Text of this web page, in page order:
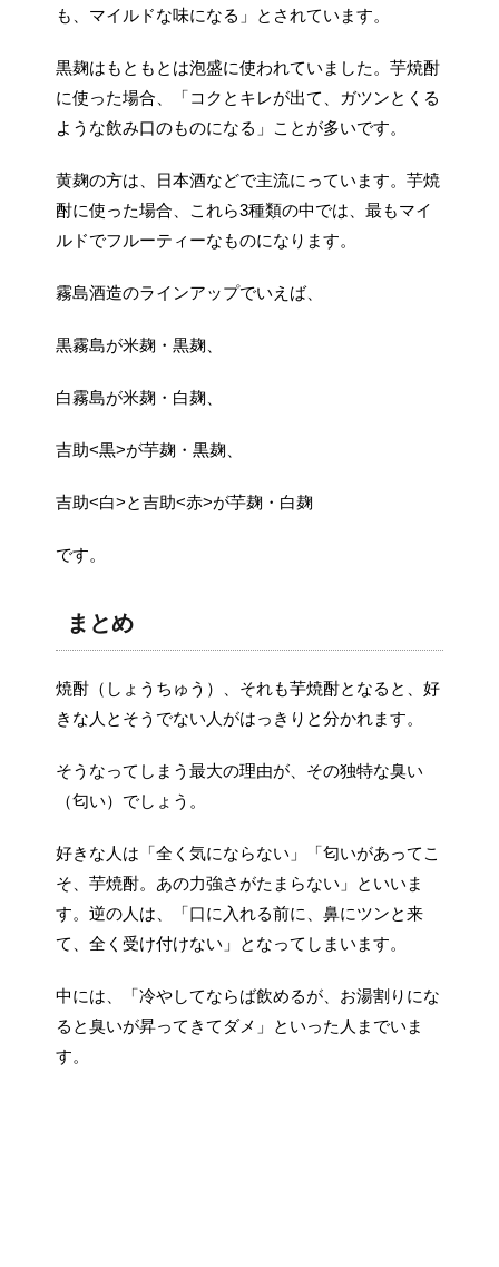
も、マイルドな味になる」とされています。
黒麹はもともとは泡盛に使われていました。芋焼酎
に使った場合、「コクとキレが出て、ガツンとくる
ような飲み口のものになる」ことが多いです。
黄麹の方は、日本酒などで主流にっています。芋焼
酎に使った場合、これら3種類の中では、最もマイ
ルドでフルーティーなものになります。
霧島酒造のラインアップでいえば、
黒霧島が米麹・黒麹、
白霧島が米麹・白麹、
吉助<黒>が芋麹・黒麹、
吉助<白>と吉助<赤>が芋麹・白麹
です。
まとめ
焼酎（しょうちゅう）、それも芋焼酎となると、好
きな人とそうでない人がはっきりと分かれます。
そうなってしまう最大の理由が、その独特な臭い
（匂い）でしょう。
好きな人は「全く気にならない」「匂いがあってこ
そ、芋焼酎。あの力強さがたまらない」といいま
す。逆の人は、「口に入れる前に、鼻にツンと来
て、全く受け付けない」となってしまいます。
中には、「冷やしてならば飲めるが、お湯割りにな
ると臭いが昇ってきてダメ」といった人までいま
す。